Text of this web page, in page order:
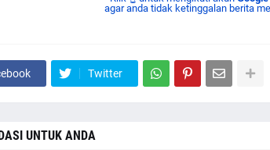
agar anda tidak ketinggalan berita
Twitter
UNTUK ANDA